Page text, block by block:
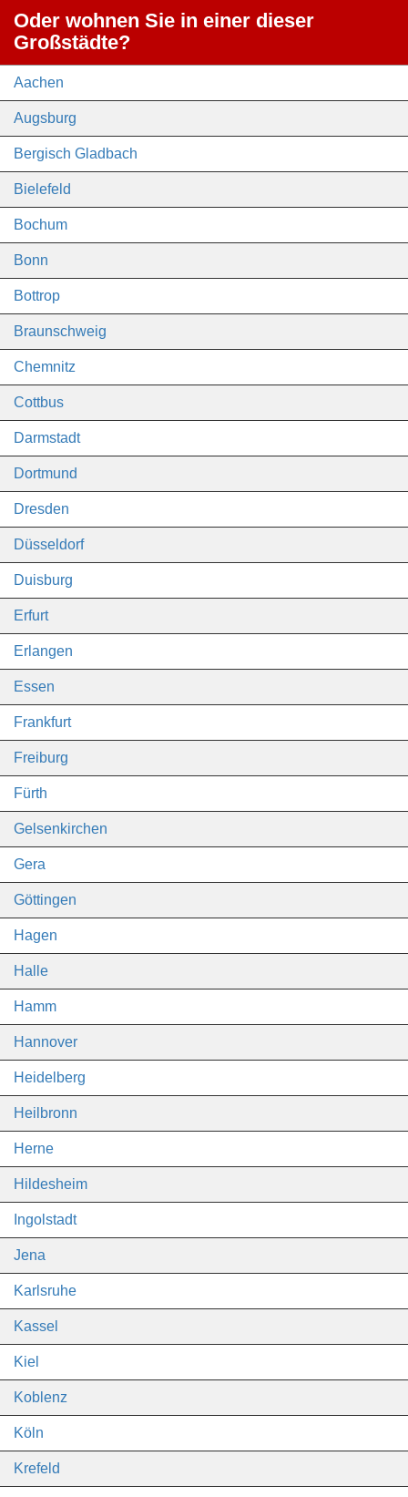
Oder wohnen Sie in einer dieser
Großstädte?
Aachen
Augsburg
Bergisch Gladbach
Bielefeld
Bochum
Bonn
Bottrop
Braunschweig
Chemnitz
Cottbus
Darmstadt
Dortmund
Dresden
Düsseldorf
Duisburg
Erfurt
Erlangen
Essen
Frankfurt
Freiburg
Fürth
Gelsenkirchen
Gera
Göttingen
Hagen
Halle
Hamm
Hannover
Heidelberg
Heilbronn
Herne
Hildesheim
Ingolstadt
Jena
Karlsruhe
Kassel
Kiel
Koblenz
Köln
Krefeld